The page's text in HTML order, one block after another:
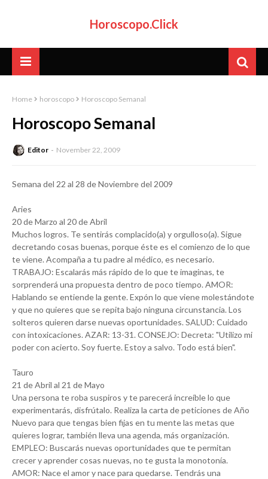
Horoscopo.Click
Home horoscopo Horoscopo Semanal
Horoscopo Semanal
Editor November 22, 2009
Semana del 22 al 28 de Noviembre del 2009
Aries
20 de Marzo al 20 de Abril
Muchos logros. Te sentirás complacido(a) y orgulloso(a). Sigue
decretando cosas buenas, porque éste es el comienzo de lo que
te viene. Acompaña a tu padre al médico, es necesario.
TRABAJO: Escalarás más rápido de lo que te imaginas, te
sorprenderá una propuesta dentro de poco tiempo. AMOR:
Hablando se entiende la gente. Expón lo que viene molestándote
y que no quieres que se repita bajo ninguna circunstancia. Los
solteros quieren darse nuevas oportunidades. SALUD: Cuidado
con intoxicaciones. AZAR: 13-31. CONSEJO: Decreta: "Utilizo mi
poder con acierto. Soy fuerte. Estoy a salvo. Todo está bien".
Tauro
21 de Abril al 21 de Mayo
Una persona te roba suspiros y te parecerá increíble lo que
experimentarás, disfrútalo. Realiza la carta de peticiones de Año
Nuevo para que tengas bien fijas en tu mente las metas que
quieres lograr, también lleva una agenda, más organización.
EMPLEO: Buscarás nuevas oportunidades que te permitan
crecer y aprender cosas nuevas, no te gusta la monotonía.
AMOR: Nace el amor y nace para quedarse. Tendrás una